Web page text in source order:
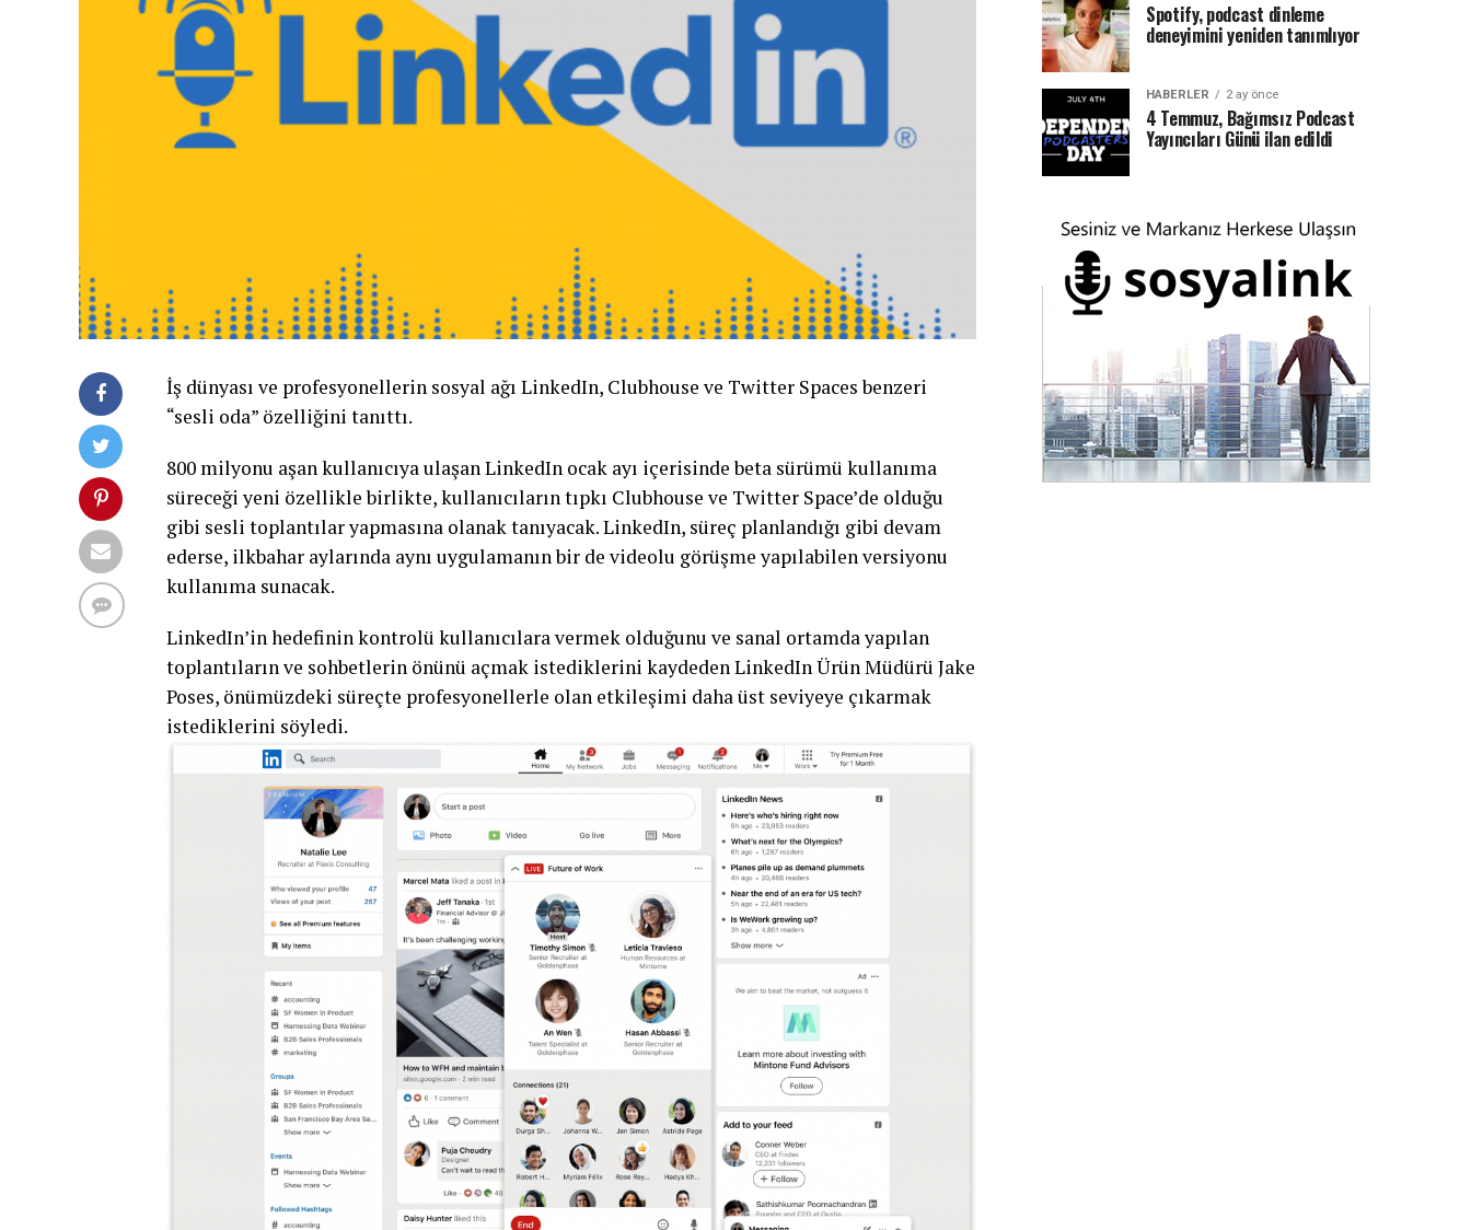
İş dünyası ve profesyonellerin sosyal ağı LinkedIn, Clubhouse ve Twitter Spaces benzeri
“sesli oda” özelliğini tanıttı.
800 milyonu aşan kullanıcıya ulaşan LinkedIn ocak ayı içerisinde beta sürümü kullanıma
süreceği yeni özellikle birlikte, kullanıcıların tıpkı Clubhouse ve Twitter Space’de olduğu
gibi sesli toplantılar yapmasına olanak tanıyacak. LinkedIn, süreç planlandığı gibi devam
ederse, ilkbahar aylarında aynı uygulamanın bir de videolu görüşme yapılabilen versiyonu
kullanıma sunacak.
LinkedIn’in hedefinin kontrolü kullanıcılara vermek olduğunu ve sanal ortamda yapılan
toplantıların ve sohbetlerin önünü açmak istediklerini kaydeden LinkedIn Ürün Müdürü Jake
Poses, önümüzdeki süreçte profesyonellerle olan etkileşimi daha üst seviyeye çıkarmak
istediklerini söyledi.
Spotify, podcast dinleme
deneyimini yeniden tanımlıyor
HABERLER 2 ay önce
4 Temmuz, Bağımsız Podcast
Yayıncıları Günü ilan edildi